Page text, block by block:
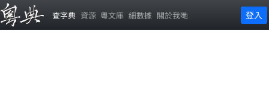
查字典 資源 粵文庫 細數據 關於我哋 登入